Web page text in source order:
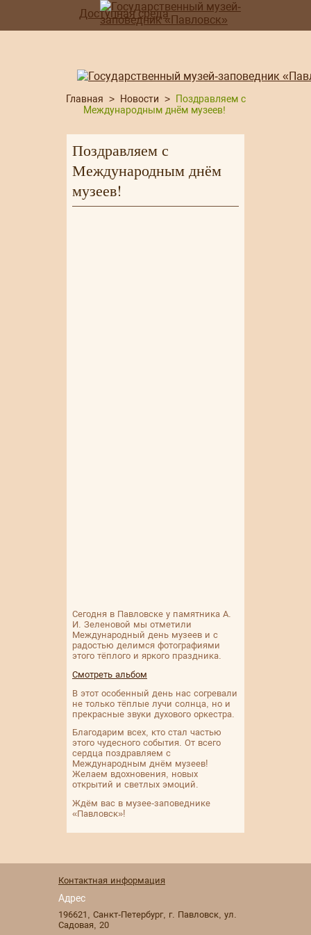
Доступная среда
Главная > Новости >
Поздравляем с
Международным днём музеев!
Поздравляем с
Международным днём
музеев!
Сегодня в Павловске у памятника А.
И. Зеленовой мы отметили
Международный день музеев и с
радостью делимся фотографиями
этого тёплого и яркого праздника.
Смотреть альбом
В этот особенный день нас согревали
не только тёплые лучи солнца, но и
прекрасные звуки духового оркестра.
Благодарим всех, кто стал частью
этого чудесного события. От всего
сердца поздравляем с
Международным днём музеев!
Желаем вдохновения, новых
открытий и светлых эмоций.
Ждём вас в музее-заповеднике
«Павловск»!
Контактная информация
Адрес
196621 Санкт-Петербург, г. Павловск ул.
Садовая, 20